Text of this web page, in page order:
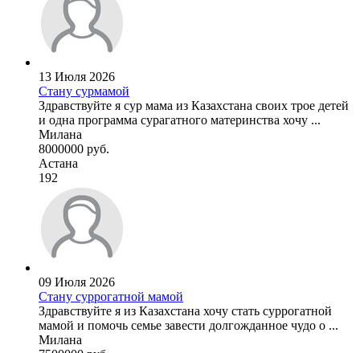
13 Июля 2026
Стану сурмамой
Здравствуйте я сур мама из Казахстана своих трое детей
и одна программа сурагатного материнства хочу ...
Милана
8000000 руб.
Астана
192
09 Июля 2026
Стану суррогатной мамой
Здравствуйте я из Казахстана хочу стать суррогатной
мамой и помочь семье завести долгожданное чудо о ...
Милана